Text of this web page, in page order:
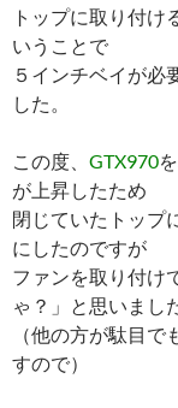
トップに取り付け
いうことで
５インチベイが必
した。
この度、 GTX970
が上昇したため
閉じていたトップ
にしたのですが
ファンを取り付け
ゃ？」と思いまし
（他の方が駄目
すので）